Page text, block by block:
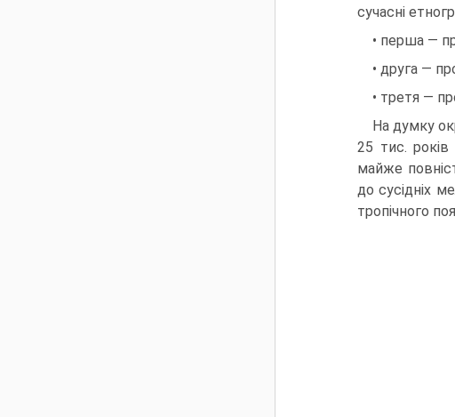
сучасні
• перша —
• друга —
• третя —
На думку
25 тис. років
майже
до сусідніх
тропічного